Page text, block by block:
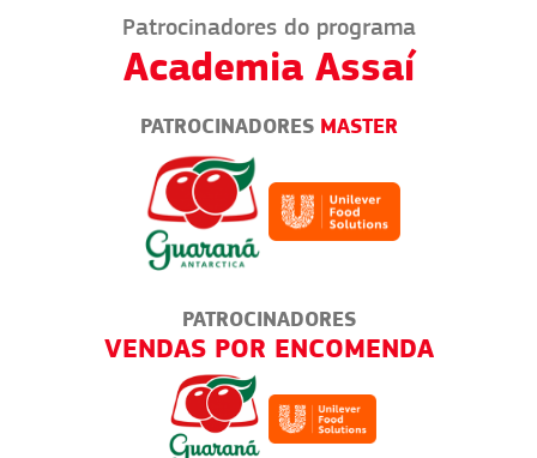
Patrocinadores do programa
Academia Assaí
PATROCINADORES MASTER
PATROCINADORES
VENDAS POR ENCOMENDA